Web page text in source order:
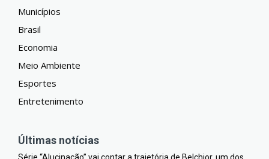
Municípios
Brasil
Economia
Meio Ambiente
Esportes
Entretenimento
Últimas notícias
Série “Alucinação” vai contar a trajetória de Belchior, um dos